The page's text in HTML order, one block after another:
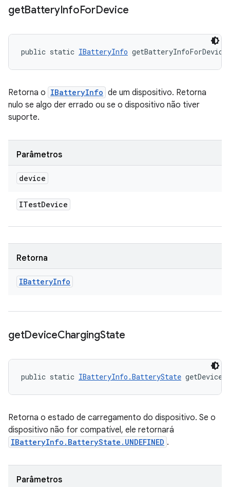
getBatteryInfoForDevice
public static IBatteryInfo
Retorna o IBatteryInfo de um dispositivo. Retorna
nulo se algo der errado ou se o dispositivo não tiver
suporte.
Parâmetros
device
ITestDevice
Retorna
IBatteryInfo
getDeviceChargingState
public static IBatteryInfo.BatteryState
Retorna o estado de carregamento do dispositivo. Se o
dispositivo não for compatível, ele retornará
IBatteryInfo.BatteryState.UNDEFINED .
Parâmetros